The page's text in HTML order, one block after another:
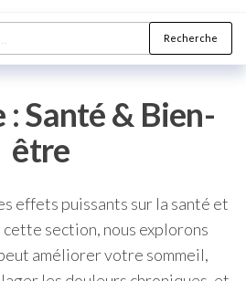
Recherche
:Santé & Bien-
être
effets puissants sur la santé et
section, nous explorons
améliorer votre sommeil,